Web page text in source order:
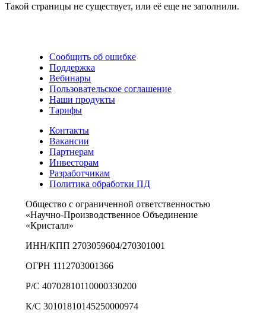
Такой страницы не существует, или её еще не заполнили.
Сообщить об ошибке
Поддержка
Вебинары
Пользовательское соглашение
Наши продукты
Тарифы
Контакты
Вакансии
Партнерам
Инвесторам
Разработчикам
Политика обработки ПД
Общество с ограниченной ответственностью
«Научно-Производственное Объединение
«Кристалл»
ИНН/КПП 2703059604/270301001
ОГРН 1112703001366
Р/С 40702810110000330200
К/С 30101810145250000974